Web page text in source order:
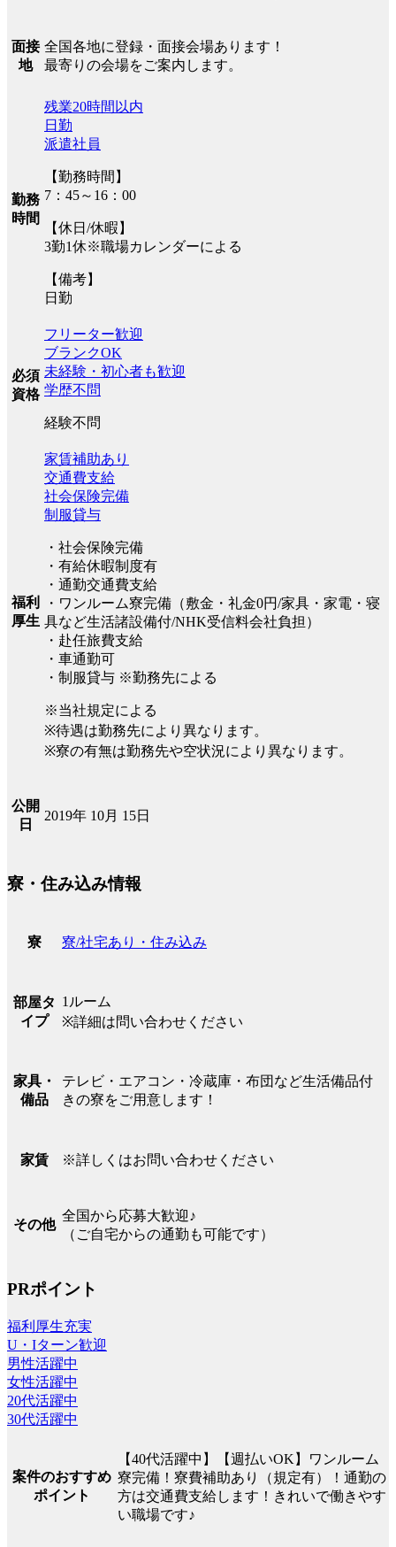
面接
地
全国各地に登録・面接会場あります！
最寄りの会場をご案内します。
勤務
時間
残業20時間以内
日勤
派遣社員
【勤務時間】
7：45～16：00
【休日/休暇】
3勤1休※職場カレンダーによる
【備考】
日勤
必須
資格
フリーター歓迎
ブランクOK
未経験・初心者も歓迎
学歴不問
経験不問
福利
厚生
家賃補助あり
交通費支給
社会保険完備
制服貸与
・社会保険完備
・有給休暇制度有
・通勤交通費支給
・ワンルーム寮完備（敷金・礼金0円/家具・家電・寝
具など生活諸設備付/NHK受信料会社負担）
・赴任旅費支給
・車通勤可
・制服貸与 ※勤務先による
※当社規定による
※待遇は勤務先により異なります。
※寮の有無は勤務先や空状況により異なります。
公開
日
2019年 10月 15日
寮・住み込み情報
寮 寮/社宅あり・住み込み
部屋タ
イプ
1ルーム
※詳細は問い合わせください
家具・
備品
テレビ・エアコン・冷蔵庫・布団など生活備品付
きの寮をご用意します！
家賃 ※詳しくはお問い合わせください
その他
全国から応募大歓迎♪
（ご自宅からの通勤も可能です）
PRポイント
福利厚生充実
U・Iターン歓迎
男性活躍中
女性活躍中
20代活躍中
30代活躍中
案件のおすすめ
ポイント
【40代活躍中】【週払いOK】ワンルーム
寮完備！寮費補助あり（規定有）！通勤の
方は交通費支給します！きれいで働きやす
い職場です♪